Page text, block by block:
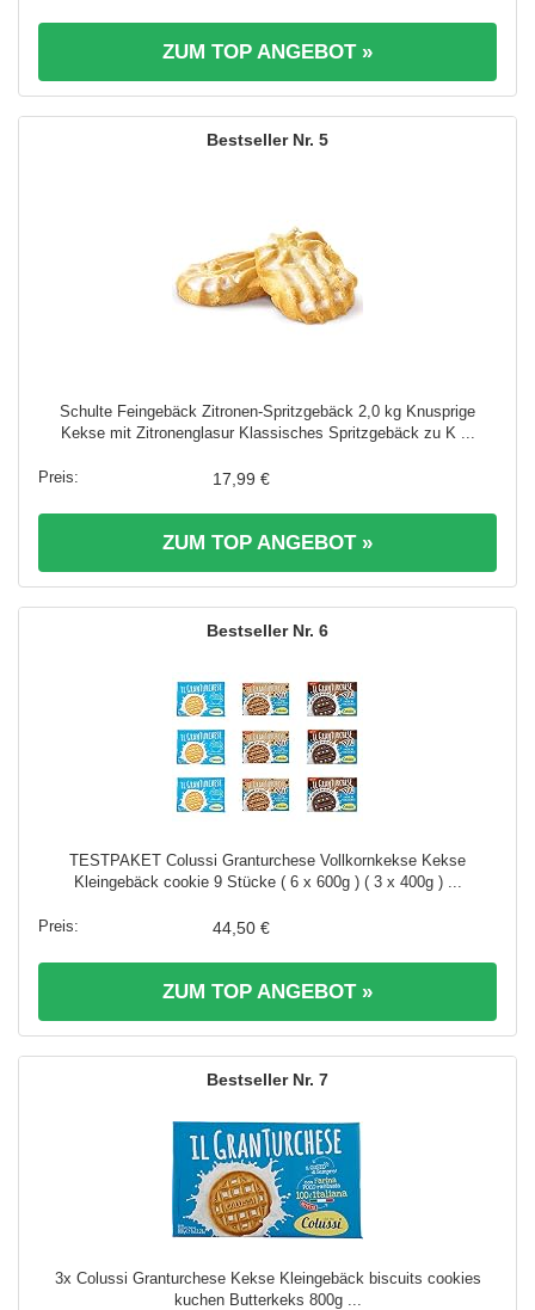
ZUM TOP ANGEBOT »
5
Schulte Feingebäck Zitronen-Spritzgebäck 2,0 kg Knusprige
Kekse mit Zitronenglasur Klassisches Spritzgebäck zu K ...
17,99 €
ZUM TOP ANGEBOT »
6
TESTPAKET Colussi Granturchese Vollkornkekse Kekse
Kleingebäck cookie 9 Stücke ( 6 x 600g ) ( 3 x 400g ) ...
44,50 €
ZUM TOP ANGEBOT »
7
3x Colussi Granturchese Kekse Kleingebäck biscuits cookies
kuchen Butterkeks 800g ...